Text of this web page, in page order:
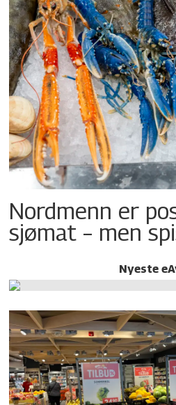
Nordmenn er
sjømat – men
Nyeste